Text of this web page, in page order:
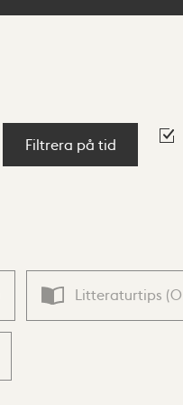
Filtrera på tid
Litteraturtips (0